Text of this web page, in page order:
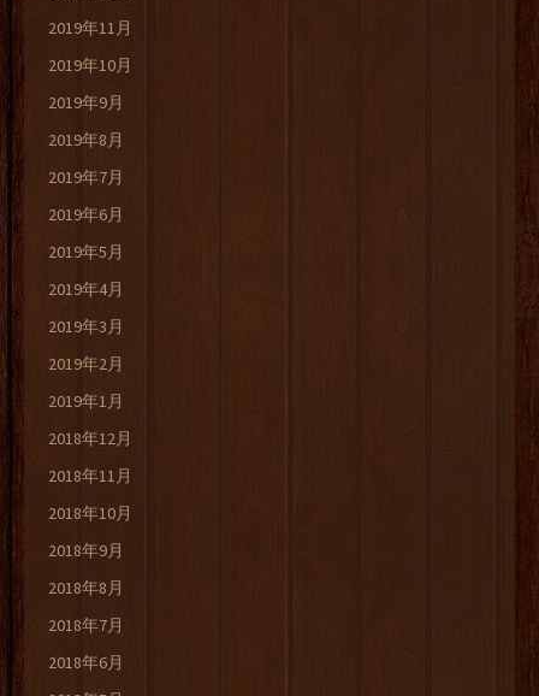
2019年11月
2019年10月
2019年9月
2019年8月
2019年7月
2019年6月
2019年5月
2019年4月
2019年3月
2019年2月
2019年1月
2018年12月
2018年11月
2018年10月
2018年9月
2018年8月
2018年7月
2018年6月